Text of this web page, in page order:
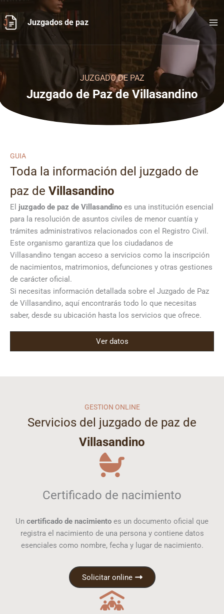
al
contenido
Juzgados de paz
JUZGADO DE PAZ
Juzgado de Paz de Villasandino
GUIA
Toda la información del juzgado de
paz de Villasandino
El juzgado de paz de Villasandino es una institución esencial
para la resolución de asuntos civiles de menor cuantía y
trámites administrativos relacionados con el Registro Civil.
Este organismo garantiza que los ciudadanos de
Villasandino tengan acceso a servicios como la inscripción
de nacimientos, matrimonios, defunciones y otras gestiones
de carácter oficial.
Si necesitas información detallada sobre el Juzgado de Paz
de Villasandino, aquí encontrarás todo lo que necesitas
saber, desde su ubicación hasta los servicios que ofrece.
Ver datos
GESTION ONLINE
Servicios del juzgado de paz de
Villasandino
Certificado de nacimiento
Un certificado de nacimiento es un documento oficial que
registra el nacimiento de una persona y contiene datos
esenciales como nombre, fecha y lugar de nacimiento.
Solicitar online